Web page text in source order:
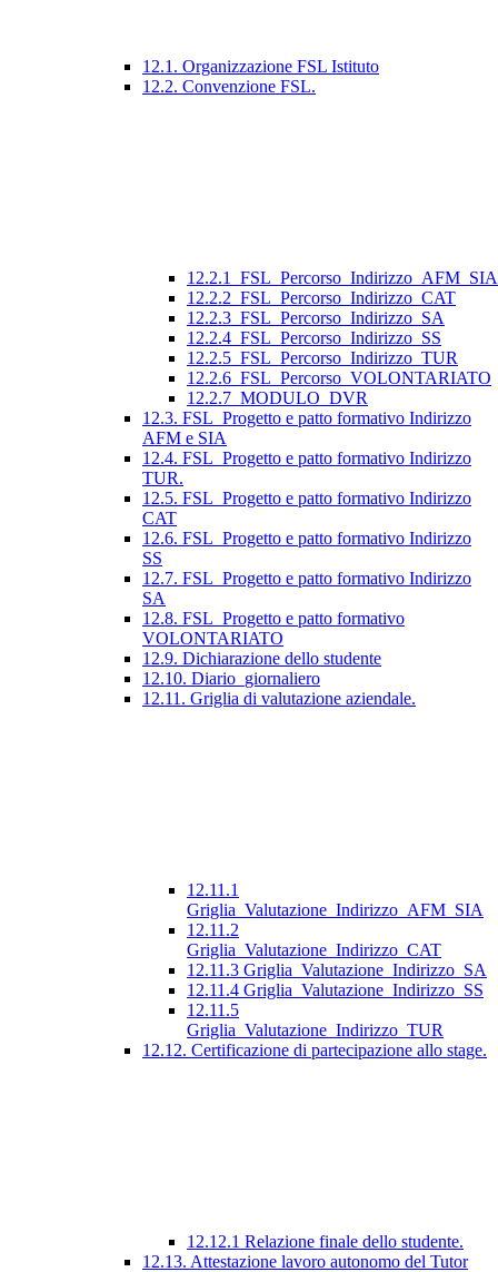
12.1. Organizzazione FSL Istituto
12.2. Convenzione FSL.
12.2.1_FSL_Percorso_Indirizzo_AFM_SIA
12.2.2_FSL_Percorso_Indirizzo_CAT
12.2.3_FSL_Percorso_Indirizzo_SA
12.2.4_FSL_Percorso_Indirizzo_SS
12.2.5_FSL_Percorso_Indirizzo_TUR
12.2.6_FSL_Percorso_VOLONTARIATO
12.2.7_MODULO_DVR
12.3. FSL_Progetto e patto formativo Indirizzo
AFM e SIA
12.4. FSL_Progetto e patto formativo Indirizzo
TUR.
12.5. FSL_Progetto e patto formativo Indirizzo
CAT
12.6. FSL_Progetto e patto formativo Indirizzo
SS
12.7. FSL_Progetto e patto formativo Indirizzo
SA
12.8. FSL_Progetto e patto formativo
VOLONTARIATO
12.9. Dichiarazione dello studente
12.10. Diario_giornaliero
12.11. Griglia di valutazione aziendale.
12.11.1
Griglia_Valutazione_Indirizzo_AFM_SIA
12.11.2
Griglia_Valutazione_Indirizzo_CAT
12.11.3 Griglia_Valutazione_Indirizzo_SA
12.11.4 Griglia_Valutazione_Indirizzo_SS
12.11.5
Griglia_Valutazione_Indirizzo_TUR
12.12. Certificazione di partecipazione allo stage.
12.12.1 Relazione finale dello studente.
12.13. Attestazione lavoro autonomo del Tutor